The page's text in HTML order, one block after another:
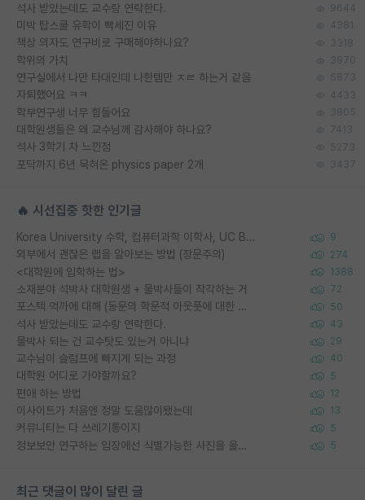
석사 받았는데도 교수랑 연락한다. 9644
미박 탑스쿨 유학이 빡세진 이유 4381
책상 의자도 연구비로 구매해야하나요? 3318
학위의 가치 3970
연구실에서 나만 타대인데 나한템만 ㅈㄹ 하는거 같음 5873
자퇴했어요 ㅋㅋ 4433
학부연구생 너무 힘들어요 3805
대학원생들은 왜 교수님께 감사해야 하나요? 7413
석사 3학기 차 느낀점 5273
포닥까지 6년 묵혀온 physics paper 2개 3437
🔥 시선집중 핫한 인기글
Korea University 수학, 컴퓨터과학 이학사, UC Berkeley 산업공학 대학원 공학박사가 되는 것은 쉽지 않겠죠? 9
외부에서 괜찮은 랩을 알아보는 방법 (장문주의) 274
<대학원에 입학하는 법> 1388
소재분야 석박사 대학원생 + 물박사들이 착각하는 거 72
포스텍 억까에 대해 (동문의 학문적 아웃풋에 대한 반박) 50
석사 받았는데도 교수랑 연락한다. 43
물박사 되는 건 교수탓도 있는거 아니냐 29
교수님이 슬럼프에 빠지게 되는 과정 40
대학원 어디로 가야할까요? 5
편애 하는 방법 12
이사이트가 처음엔 정말 도움많이됐는데 13
커뮤니티는 다 쓰레기통이지 5
정보보안 연구하는 입장에선 식별가능한 사진을 올리는건 비추이긴함 5
최근 댓글이 많이 달린 글